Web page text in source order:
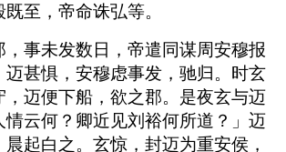
至，帝命诛弘等。
，事未发数日，帝遣同谋周安穆报
迈甚惧，安穆虑事发，驰归。时玄
，迈便下船，欲之郡。是夜玄与迈
情云何？卿近见刘裕何所道？」迈
起白之。玄惊，封迈为重安侯，